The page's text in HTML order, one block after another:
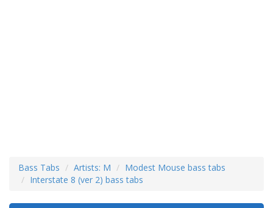
Bass Tabs Artists: M
Modest Mouse bass tabs
Interstate 8 (ver 2) bass tabs